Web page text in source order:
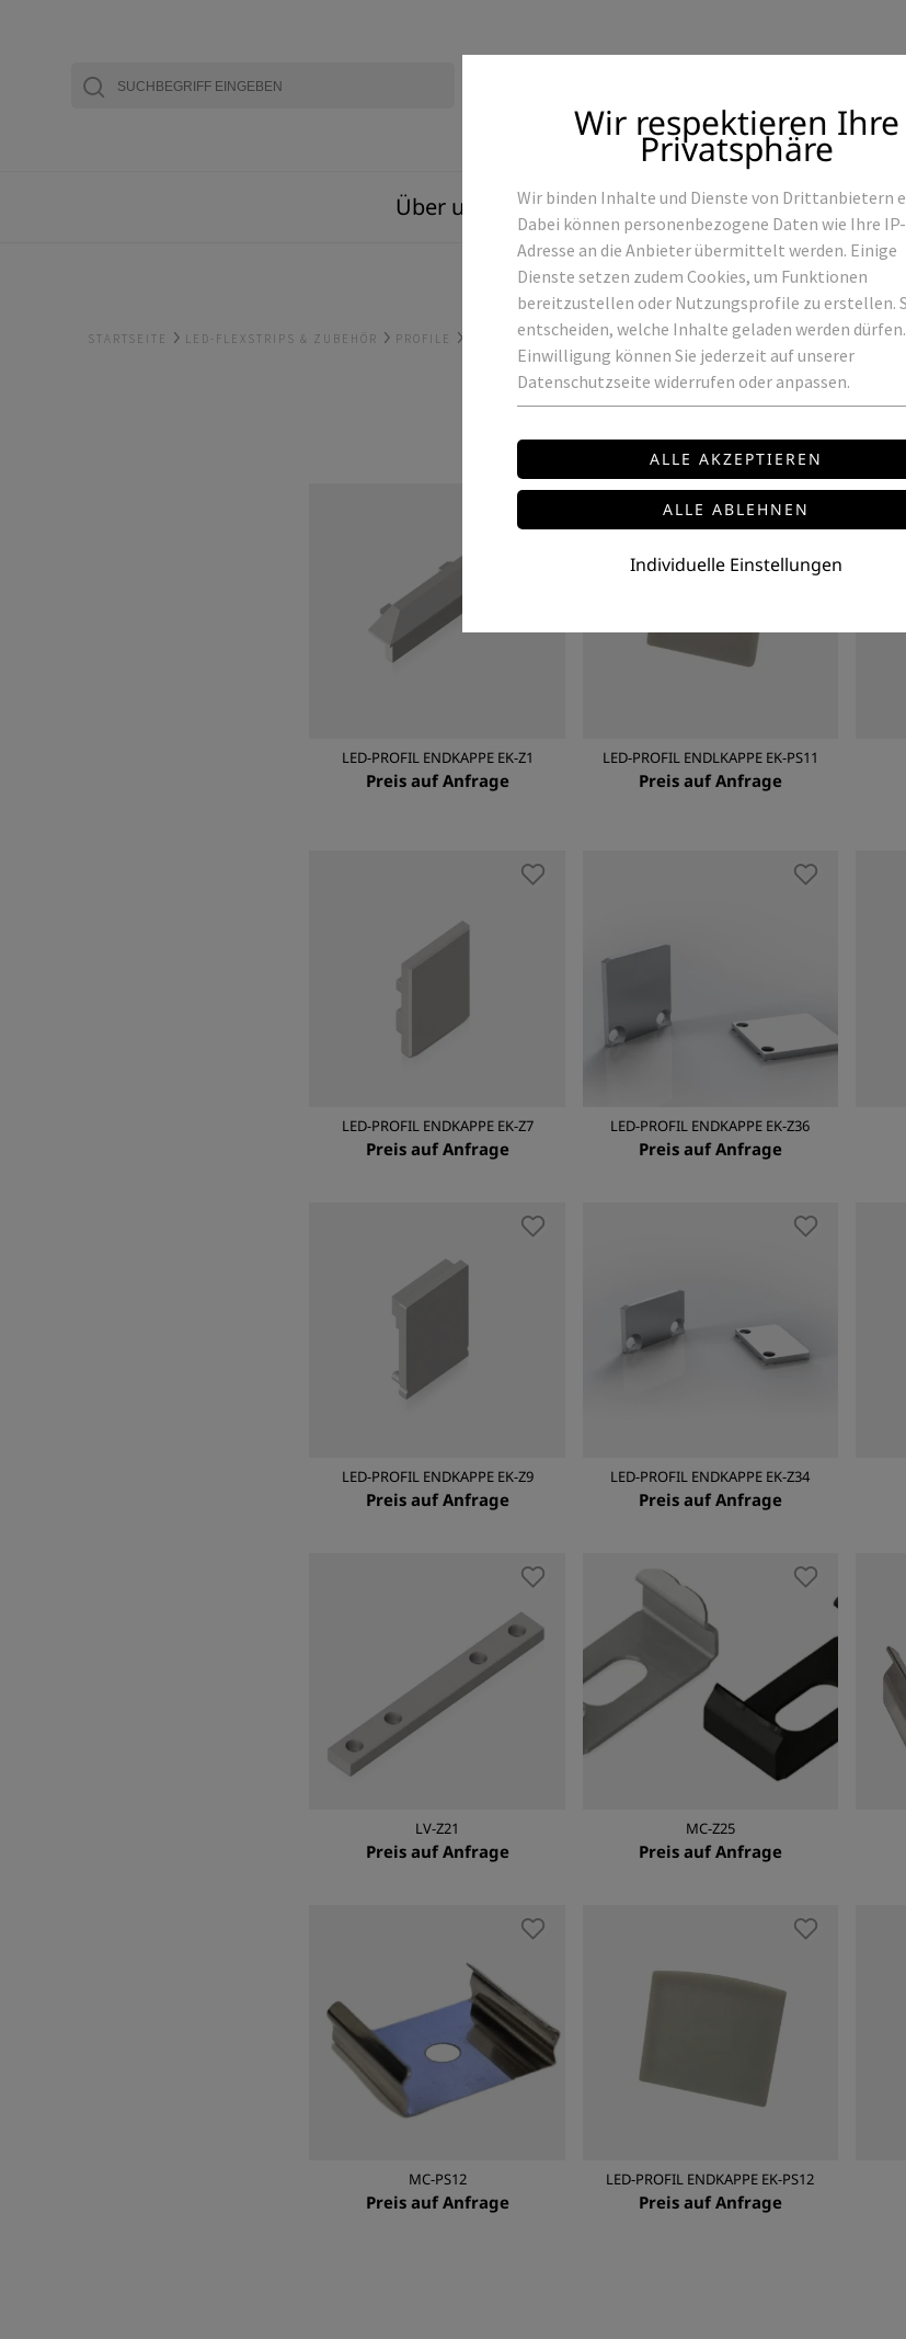
Über uns Produkte Referenzen
STARTSEITE LED-FLEXSTRIPS & ZUBEHÖR PROFILE ZUBEHÖR
LED-PROFIL ENDKAPPE EK-Z1
Preis auf Anfrage
LED-PROFIL ENDLKAPPE EK-PS11
Preis auf Anfrage
LED-PROFIL ENDKAPPE EK-Z7
Preis auf Anfrage
LED-PROFIL ENDKAPPE EK-Z36
Preis auf Anfrage
LED-PROFIL ENDKAPPE EK-Z9
Preis auf Anfrage
LED-PROFIL ENDKAPPE EK-Z34
Preis auf Anfrage
LV-Z21
Preis auf Anfrage
MC-Z25
Preis auf Anfrage
MC-PS12
Preis auf Anfrage
LED-PROFIL ENDKAPPE EK-PS12
Preis auf Anfrage
Wir respektieren Ihre
Privatsphäre
Wir binden Inhalte und Dienste von Drittanbietern
Dabei können personenbezogene Daten wie Ihre IP-
Adresse an die Anbieter übermittelt werden. Einige
Dienste setzen zudem Cookies, um Funktionen
bereitzustellen oder Nutzungsprofile zu erstellen.
entscheiden, welche Inhalte geladen werden
Einwilligung können Sie jederzeit auf unserer
Datenschutzseite widerrufen oder anpassen.
Individuelle Einstellungen